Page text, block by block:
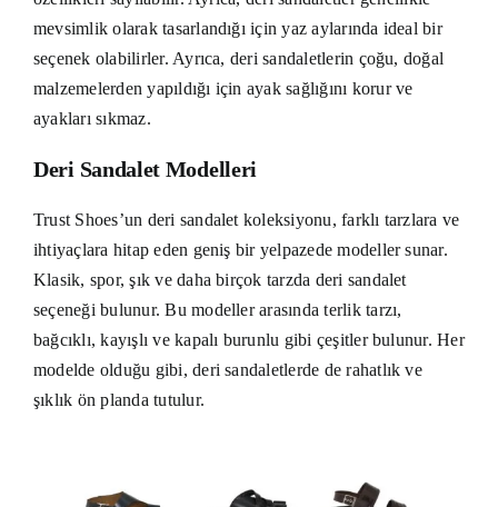
mevsimlik olarak tasarlandığı için yaz aylarında ideal bir
seçenek olabilirler. Ayrıca, deri sandaletlerin çoğu, doğal
malzemelerden yapıldığı için ayak sağlığını korur ve
ayakları sıkmaz.
Deri Sandalet Modelleri
Trust Shoes’un deri sandalet koleksiyonu, farklı tarzlara ve
ihtiyaçlara hitap eden geniş bir yelpazede modeller sunar.
Klasik, spor, şık ve daha birçok tarzda deri sandalet
seçeneği bulunur. Bu modeller arasında terlik tarzı,
bağcıklı, kayışlı ve kapalı burunlu gibi çeşitler bulunur. Her
modelde olduğu gibi, deri sandaletlerde de rahatlık ve
şıklık ön planda tutulur.